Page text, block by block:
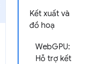
Kết xuất và
đồ hoạ
WebGPU:
Hỗ trợ kết